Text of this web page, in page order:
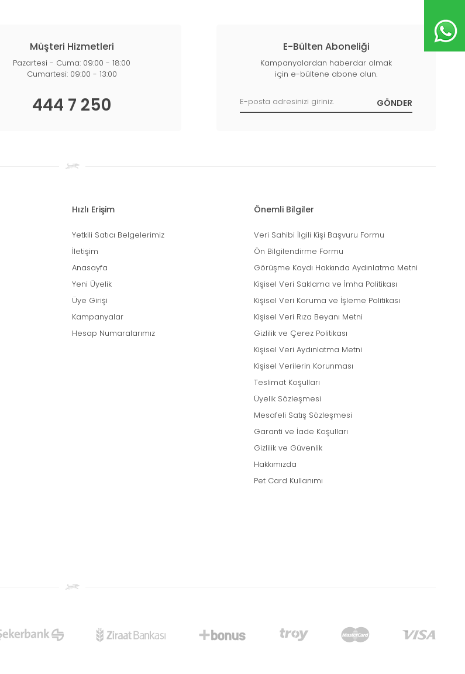
Müşteri Hizmetleri
Pazartesi - Cuma: 09:00 - 18:00
Cumartesi: 09:00 - 13:00
444 7 250
E-Bülten Aboneliği
Kampanyalardan haberdar olmak
için e-bültene abone olun.
Hızlı Erişim
Yetkili Satıcı Belgelerimiz
İletişim
Anasayfa
Yeni Üyelik
Üye Girişi
Kampanyalar
Hesap Numaralarımız
Önemli Bilgiler
Veri Sahibi İlgili Kişi Başvuru Formu
Ön Bilgilendirme Formu
Görüşme Kaydı Hakkında Aydınlatma Metni
Kişisel Veri Saklama ve İmha Politikası
Kişisel Veri Koruma ve İşleme Politikası
Kişisel Veri Rıza Beyanı Metni
Gizlilik ve Çerez Politikası
Kişisel Veri Aydınlatma Metni
Kişisel Verilerin Korunması
Teslimat Koşulları
Üyelik Sözleşmesi
Mesafeli Satış Sözleşmesi
Garanti ve İade Koşulları
Gizlilik ve Güvenlik
Hakkımızda
Pet Card Kullanımı